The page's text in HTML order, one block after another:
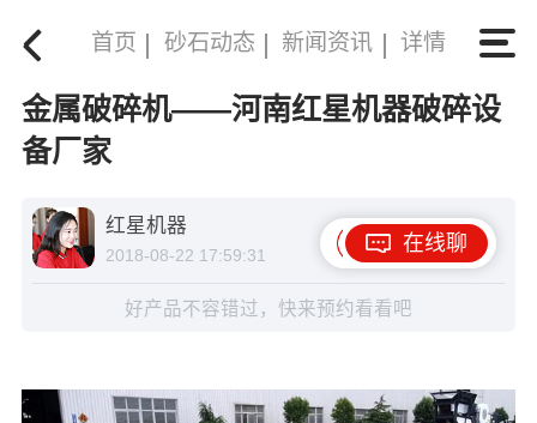
首页 砂石动态 新闻资讯 详情
金属破碎机——河南红星机器破碎设
备厂家
红星机器
2018-08-22 17:59:31
在线聊
好产品不容错过，快来预约看看吧